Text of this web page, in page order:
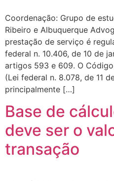
Coordenação: Grupo de
Ribeiro e Albuquerque
prestação de serviço é
federal n. 10.406, de 10 de
artigos 593 e 609. O
(Lei federal n. 8.078, de 11
principalmente […]
Base de
deve ser o
transação